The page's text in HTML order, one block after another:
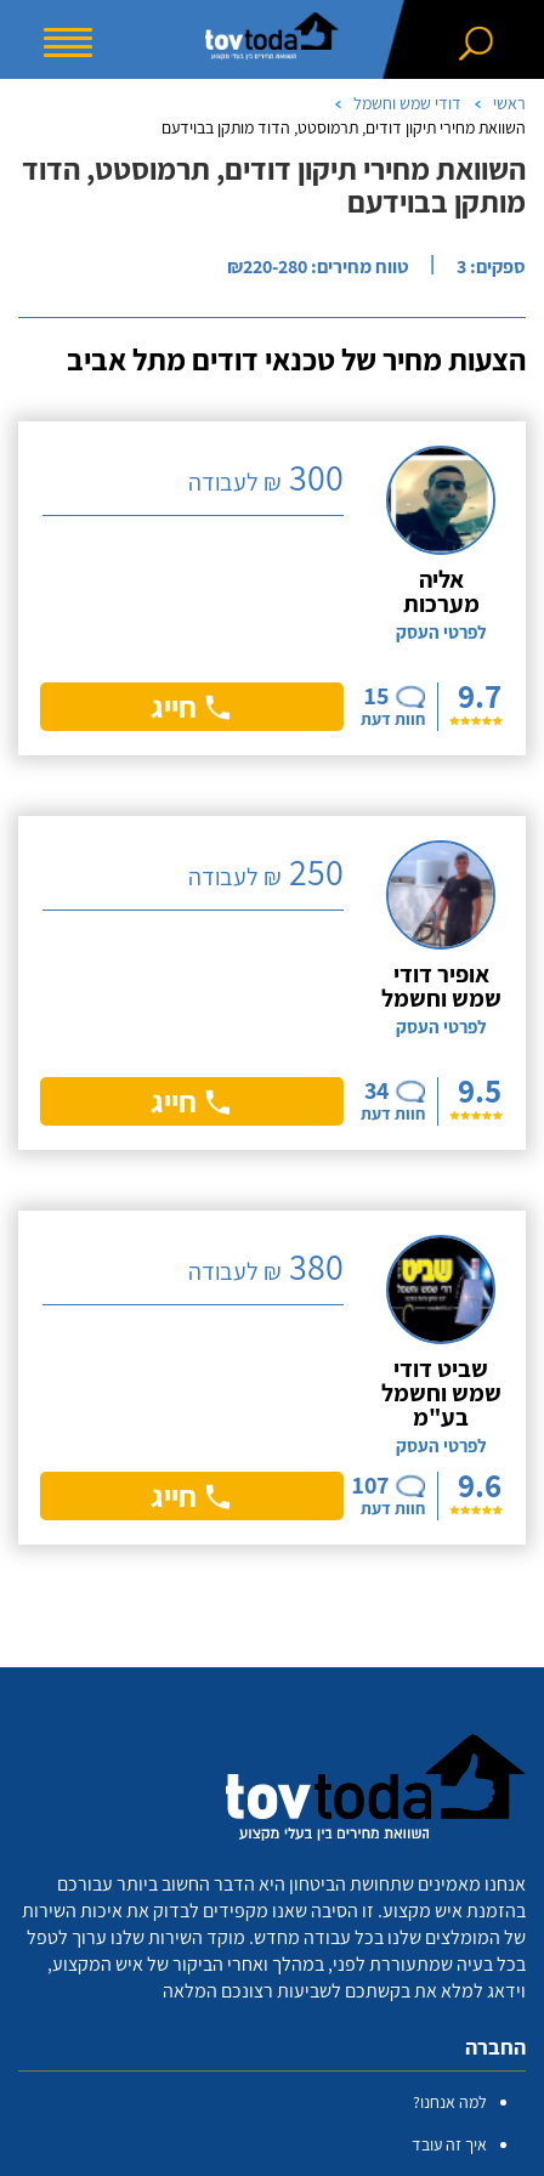
ראשי
דודי שמש וחשמל
השוואת מחירי תיקון דודים, תרמוסטט, הדוד מותקן בבוידעם
השוואת מחירי תיקון דודים, תרמוסטט, הדוד
מותקן בבוידעם
ספקים: 3 | טווח מחירים: ₪220-280
הצעות מחיר של טכנאי דודים מתל אביב
אליה
מערכות
לפרטי העסק
9.7
15
חוות דעת
300 ₪ לעבודה
חייג
אופיר דודי
שמש וחשמל
לפרטי העסק
9.5
34
חוות דעת
250 ₪ לעבודה
חייג
שביט דודי
שמש וחשמל
בע"מ
לפרטי העסק
9.6
107
חוות דעת
380 ₪ לעבודה
חייג
אנחנו מאמינים שתחושת הביטחון היא הדבר החשוב ביותר עבורכם
בהזמנת איש מקצוע. זו הסיבה שאנו מקפידים לבדוק את איכות השירות
של המומלצים שלנו בכל עבודה מחדש. מוקד השירות שלנו ערוך לטפל
בכל בעיה שמתעוררת לפני, במהלך ואחרי הביקור של איש המקצוע,
וידאג למלא את בקשתכם לשביעות רצונכם המלאה
החברה
למה אנחנו?
איך זה עובד